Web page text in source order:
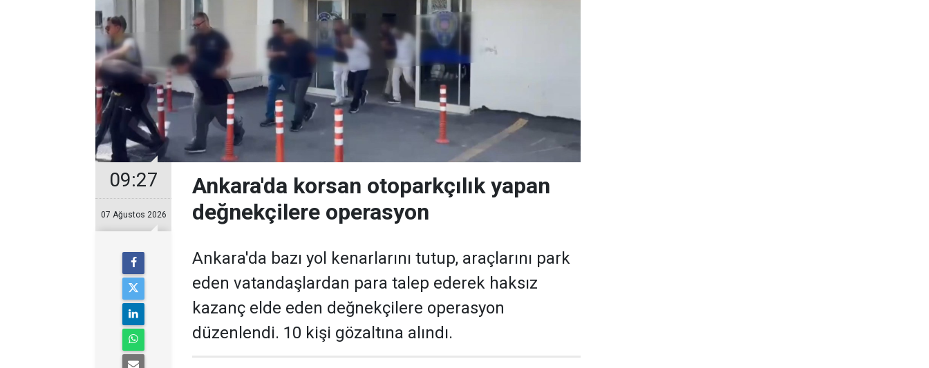
09:27
07 Ağustos 2026
Ankara'da korsan otoparkçılık yapan
değnekçilere operasyon
Ankara'da bazı yol kenarlarını tutup, araçlarını park
eden vatandaşlardan para talep ederek haksız
kazanç elde eden değnekçilere operasyon
düzenlendi. 10 kişi gözaltına alındı.